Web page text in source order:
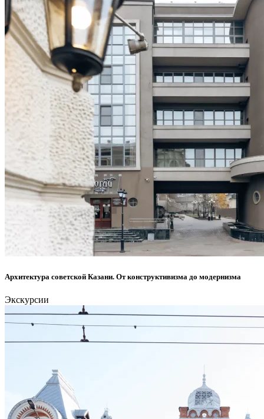
Архитектура советской Казани. От конструктивизма до модернизма
Экскурсии